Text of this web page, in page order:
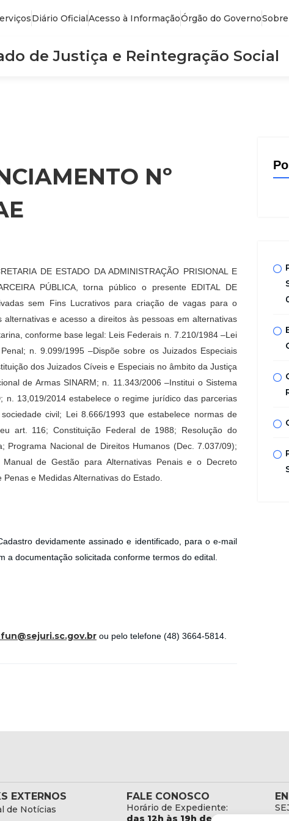
Diário OficialAcesso à InformaçãoÓrgão do GovernoSobre
de Justiça e Reintegração Social
Nº
DE ESTADO DA ADMINISTRAÇÃO PRISIONAL E
PÚBLICA, torna público o presente EDITAL DE
sem Fins Lucrativos para criação de vagas para o
e acesso a direitos às pessoas em alternativas
conforme base legal: Leis Federais n. 7.210/1984 –Lei
n. 9.099/1995 –Dispõe sobre os Juizados Especiais
dos Juizados Cíveis e Especiais no âmbito da Justiça
de Armas SINARM; n. 11.343/2006 –Institui o Sistema
n. 13,019/2014 estabelece o regime jurídico das parcerias
civil; Lei 8.666/1993 que estabelece normas de
art. 116; Constituição Federal de 1988; Resolução do
Programa Nacional de Direitos Humanos (Dec. 7.037/09);
de Gestão para Alternativas Penais e o Decreto
e Medidas Alternativas do Estado.
devidamente assinado e identificado, para o e-mail
documentação solicitada conforme termos do edital.
ou pelo telefone (48) 3664-5814.
EXTERNOS
de Notícias
FALE CONOSCO
Horário de Expediente:
das 12h às 19h de Segunda